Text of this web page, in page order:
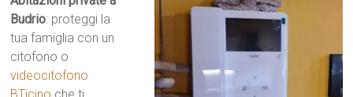
Budrio: proteggi la
tua famiglia con un
citofono o
videocitofono